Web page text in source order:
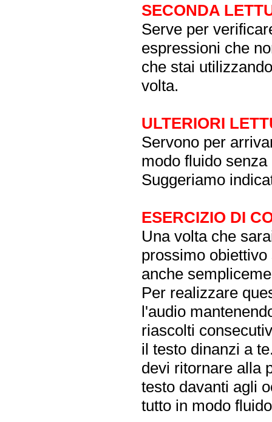
SECONDA
Serve per
espressioni che
che stai
volta.
ULTERIORI
Servono per
modo fluido
Suggeriamo
ESERCIZIO DI
Una volta che
prossimo
anche
Per realizzare
l'audio
riascolti
il testo dinanzi a
devi ritornare alla
testo davanti agli
tutto in modo